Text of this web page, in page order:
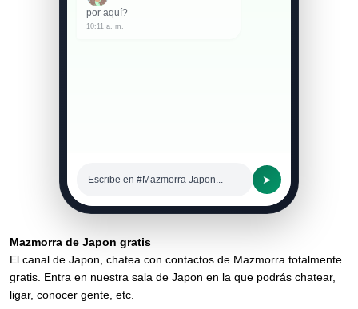
por aquí?
10:11 a. m.
Escribe en #Mazmorra Japon... ➤
Mazmorra de Japon gratis
El canal de Japon, chatea con contactos de Mazmorra totalmente
gratis. Entra en nuestra sala de Japon en la que podrás chatear,
ligar, conocer gente, etc.